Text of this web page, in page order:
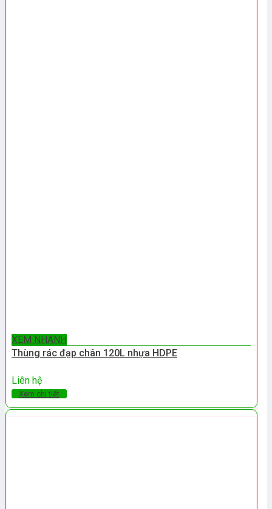
XEM NHANH
Thùng rác đạp chân 120L nhựa HDPE
Liên hệ
Xem chi tiết